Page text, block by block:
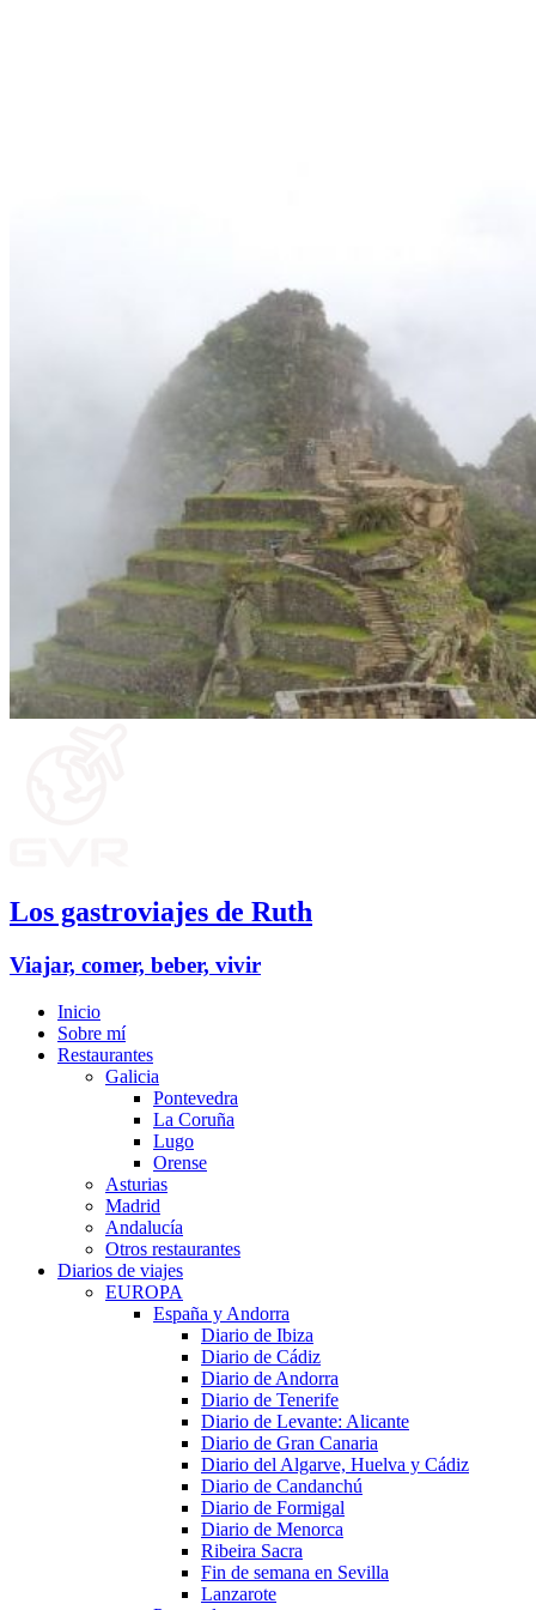
Los gastroviajes de Ruth
Viajar, comer, beber, vivir
Inicio
Sobre mí
Restaurantes
Galicia
Pontevedra
La Coruña
Lugo
Orense
Asturias
Madrid
Andalucía
Otros restaurantes
Diarios de viajes
EUROPA
España y Andorra
Diario de Ibiza
Diario de Cádiz
Diario de Andorra
Diario de Tenerife
Diario de Levante: Alicante
Diario de Gran Canaria
Diario del Algarve, Huelva y Cádiz
Diario de Candanchú
Diario de Formigal
Diario de Menorca
Ribeira Sacra
Fin de semana en Sevilla
Lanzarote